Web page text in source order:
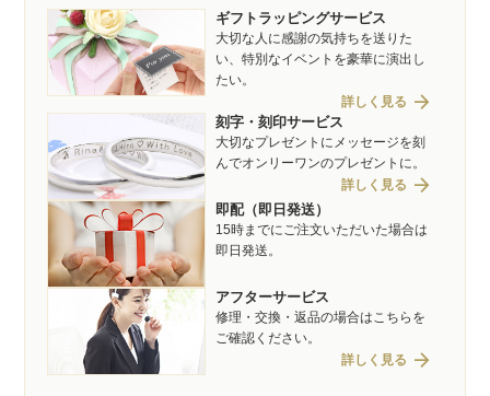
ギフトラッピングサービス
大切な人に感謝の気持ちを送りた
い、特別なイベントを豪華に演出し
たい。
詳しく見る arrow_forward
刻字・刻印サービス
大切なプレゼントにメッセージを刻
んでオンリーワンのプレゼントに。
詳しく見る arrow_forward
即配（即日発送）
15時までにご注文いただいた場合は
即日発送。
アフターサービス
修理・交換・返品の場合はこちらを
ご確認ください。
詳しく見る arrow_forward